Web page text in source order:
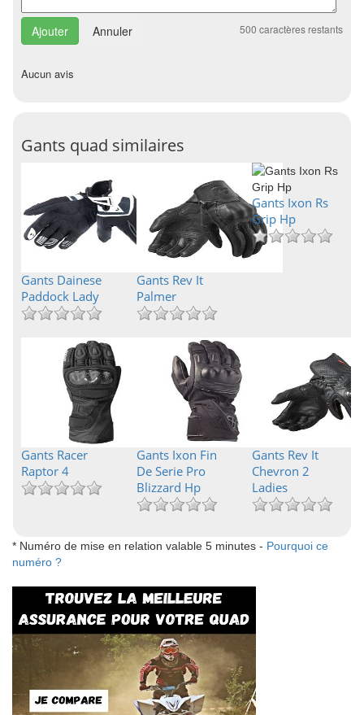
Annuler 500 caractères restants
Aucun avis
Gants quad similaires
Gants Dainese
Paddock Lady
Gants Rev It
Palmer
Gants Ixon Rs
Grip Hp
Gants Racer
Raptor 4
Gants Ixon Fin
De Serie Pro
Blizzard Hp
Gants Rev It
Chevron 2
Ladies
* Numéro de mise en relation valable 5 minutes - Pourquoi ce
numéro ?